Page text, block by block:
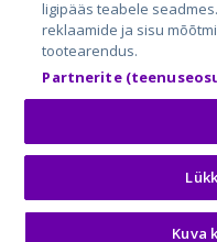
GetaPro.ee
Skelbiu.lt
Autoplius.lt
Aruodas.lt
ligipääs teabele
reklaamide ja sisu
tootearendus.
Partnerite
Kuva